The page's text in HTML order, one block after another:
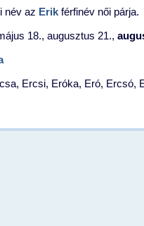
név az Erik férfinév női párja.
18., augusztus 21.,
Ercsi, Eróka, Eró, Ercsó,